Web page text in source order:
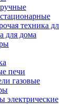
техника
для дома
печи
газовые
электрические